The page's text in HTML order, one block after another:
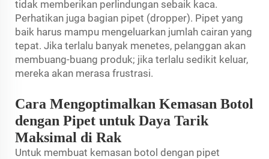
tidak memberikan perlindungan sebaik kaca.
Perhatikan juga bagian pipet (dropper). Pipet yang
baik harus mampu mengeluarkan jumlah cairan yang
tepat. Jika terlalu banyak menetes, pelanggan akan
membuang-buang produk; jika terlalu sedikit keluar,
mereka akan merasa frustrasi.
Cara Mengoptimalkan Kemasan Botol
dengan Pipet untuk Daya Tarik
Maksimal di Rak
Untuk membuat kemasan botol dengan pipet